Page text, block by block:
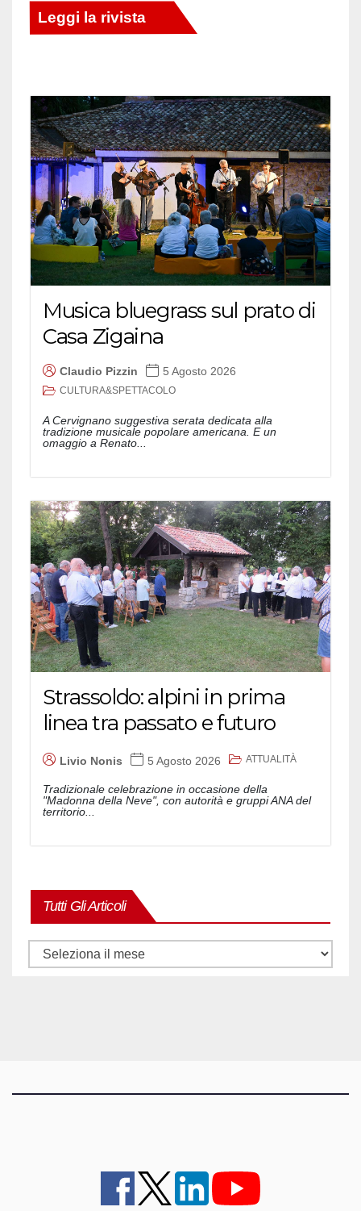
Musica bluegrass sul prato di
Casa Zigaina
Claudio Pizzin 5 Agosto 2026
CULTURA&SPETTACOLO
A Cervignano suggestiva serata dedicata alla
tradizione musicale popolare americana. E un
omaggio a Renato...
Strassoldo: alpini in prima
linea tra passato e futuro
Livio Nonis 5 Agosto 2026 ATTUALITÀ
Tradizionale celebrazione in occasione della
"Madonna della Neve", con autorità e gruppi ANA del
territorio...
Tutti Gli Articoli
Tutti